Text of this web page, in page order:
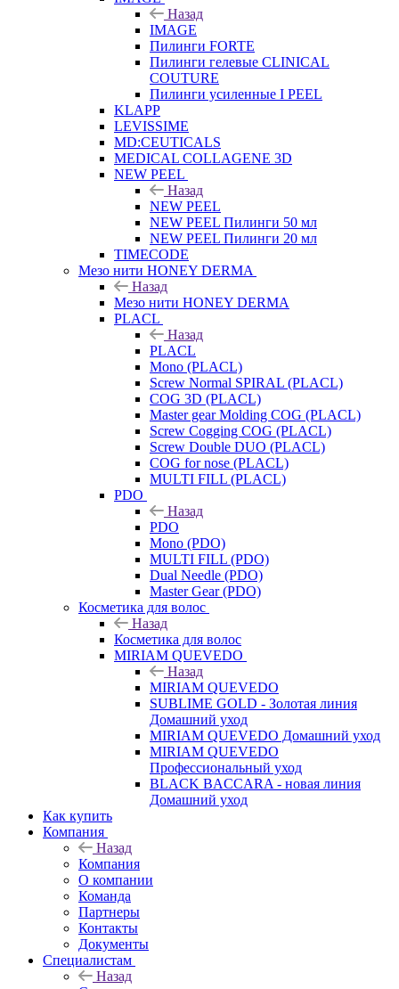
Назад
IMAGE
Пилинги FORTE
Пилинги гелевые CLINICAL
COUTURE
Пилинги усиленные I PEEL
KLAPP
LEVISSIME
MD:CEUTICALS
MEDICAL COLLAGENE 3D
NEW PEEL
Назад
NEW PEEL
NEW PEEL Пилинги 50 мл
NEW PEEL Пилинги 20 мл
TIMECODE
Мезо нити HONEY DERMA
Назад
Мезо нити HONEY DERMA
PLACL
Назад
PLACL
Mono (PLACL)
Screw Normal SPIRAL (PLACL)
COG 3D (PLACL)
Master gear Molding COG (PLACL)
Screw Cogging COG (PLACL)
Screw Double DUO (PLACL)
COG for nose (PLACL)
MULTI FILL (PLACL)
PDO
Назад
PDO
Mono (PDO)
MULTI FILL (PDO)
Dual Needle (PDO)
Master Gear (PDO)
Косметика для волос
Назад
Косметика для волос
MIRIAM QUEVEDO
Назад
MIRIAM QUEVEDO
SUBLIME GOLD - Золотая линия
Домашний уход
MIRIAM QUEVEDO Домашний уход
MIRIAM QUEVEDO
Профессиональный уход
BLACK BACCARA - новая линия
Домашний уход
Как купить
Компания
Назад
Компания
О компании
Команда
Партнеры
Контакты
Документы
Специалистам
Назад